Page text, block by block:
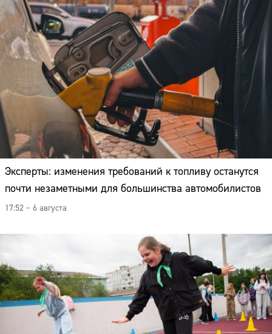
Эксперты: изменения требований к топливу останутся
почти незаметными для большинства автомобилистов
17:52 – 6 августа